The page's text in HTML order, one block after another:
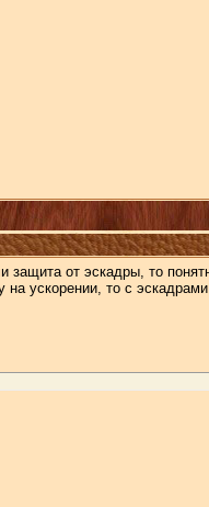
от эскадры, то
на ускорении, то с